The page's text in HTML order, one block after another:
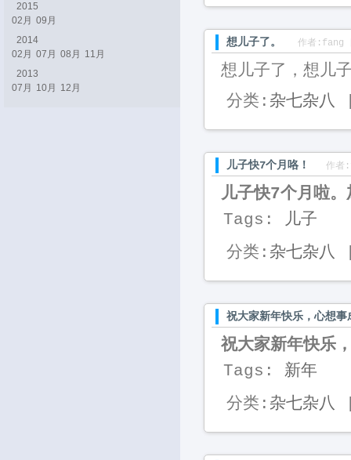
想儿子了。 作者:fang
想儿子了，想儿
分类: 杂七杂八
儿子快7个月咯！ 作者
儿子快7个月啦
Tags: 儿子
分类: 杂七杂八
祝大家新年快乐，心想事
祝大家新年快乐
Tags: 新年
分类: 杂七杂八
2015
02月 09月
2014
02月 07月 08月
11月
2013
07月
10月 12月